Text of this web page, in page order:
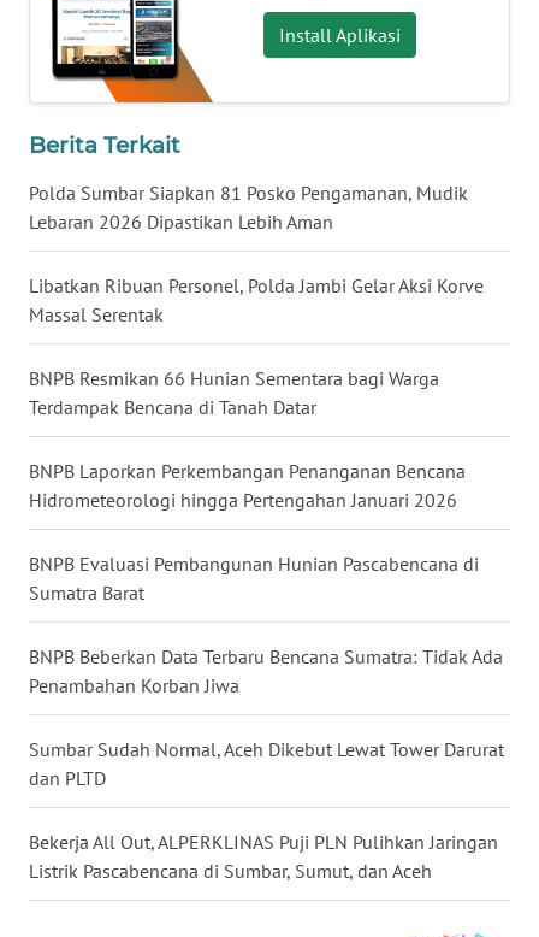
Install Aplikasi
Berita Terkait
Polda Sumbar Siapkan 81 Posko Pengamanan, Mudik
Lebaran 2026 Dipastikan Lebih Aman
Libatkan Ribuan Personel, Polda Jambi Gelar Aksi Korve
Massal Serentak
BNPB Resmikan 66 Hunian Sementara bagi Warga
Terdampak Bencana di Tanah Datar
BNPB Laporkan Perkembangan Penanganan Bencana
Hidrometeorologi hingga Pertengahan Januari 2026
BNPB Evaluasi Pembangunan Hunian Pascabencana di
Sumatra Barat
BNPB Beberkan Data Terbaru Bencana Sumatra: Tidak Ada
Penambahan Korban Jiwa
Sumbar Sudah Normal, Aceh Dikebut Lewat Tower Darurat
dan PLTD
Bekerja All Out, ALPERKLINAS Puji PLN Pulihkan Jaringan
Listrik Pascabencana di Sumbar, Sumut, dan Aceh
GORONTALO
WN
SULUT
MALUKU
WN
MALUT
WN
DAIRI
WN
TOBA
NIAS
LANGKAT
TAPANULI
SELATAN
WN
TANJUNG